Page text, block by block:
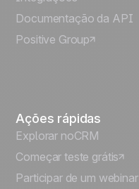
Italiano
Deutsch
Documentação da API
Positive Group
Ações rápidas
Explorar noCRM
Começar teste grátis
Participar de um webinar